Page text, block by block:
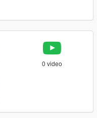
0 video